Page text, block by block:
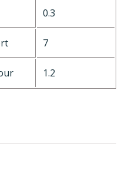
0.3
7
1.2